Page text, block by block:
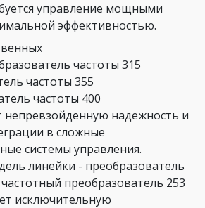
управление мощными
эффективностью.
частоты 315
частоты 355
частоты 400
непревзойденную надежность и
в сложные
системы управления.
линейки - преобразователь
преобразователь 253
исключительную